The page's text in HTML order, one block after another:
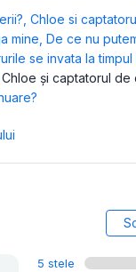
Chloe si
mine De ce nu
se invata la timpul
Chloe și captatorul de
5 stele